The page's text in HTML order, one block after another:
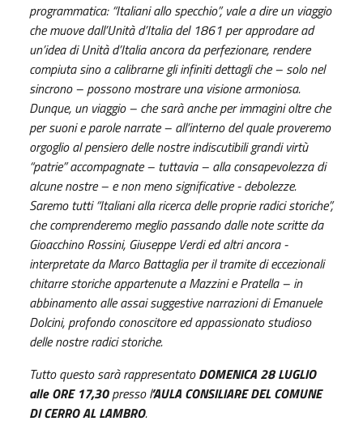
programmatica: “Italiani allo specchio”, vale a dire un viaggio
che muove dall’Unità d’Italia del 1861 per approdare ad
un’idea di Unità d’Italia ancora da perfezionare, rendere
compiuta sino a calibrarne gli infiniti dettagli che – solo nel
sincrono – possono mostrare una visione armoniosa.
Dunque, un viaggio – che sarà anche per immagini oltre che
per suoni e parole narrate – all’interno del quale proveremo
orgoglio al pensiero delle nostre indiscutibili grandi virtù
“patrie” accompagnate – tuttavia – alla consapevolezza di
alcune nostre – e non meno significative - debolezze.
Saremo tutti “Italiani alla ricerca delle proprie radici storiche”,
che comprenderemo meglio passando dalle note scritte da
Gioacchino Rossini, Giuseppe Verdi ed altri ancora -
interpretate da Marco Battaglia per il tramite di eccezionali
chitarre storiche appartenute a Mazzini e Pratella – in
abbinamento alle assai suggestive narrazioni di Emanuele
Dolcini, profondo conoscitore ed appassionato studioso
delle nostre radici storiche.
Tutto questo sarà rappresentatoDOMENICA 28 LUGLIO
alle ORE 17,30presso l’AULA CONSILIARE DEL COMUNE
DI CERRO AL LAMBRO.